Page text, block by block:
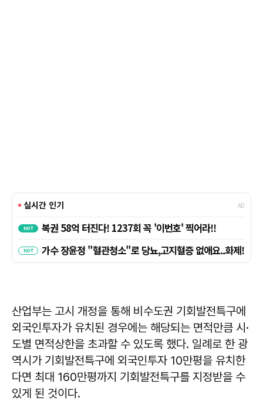
산업부는 고시 개정을 통해 비수도권 기회발전특구에
외국인투자가 유치된 경우에는 해당되는 면적만큼 시·
도별 면적상한을 초과할 수 있도록 했다. 일례로 한 광
역시가 기회발전특구에 외국인투자 10만평을 유치한
다면 최대 160만평까지 기회발전특구를 지정받을 수
있게 된 것이다.